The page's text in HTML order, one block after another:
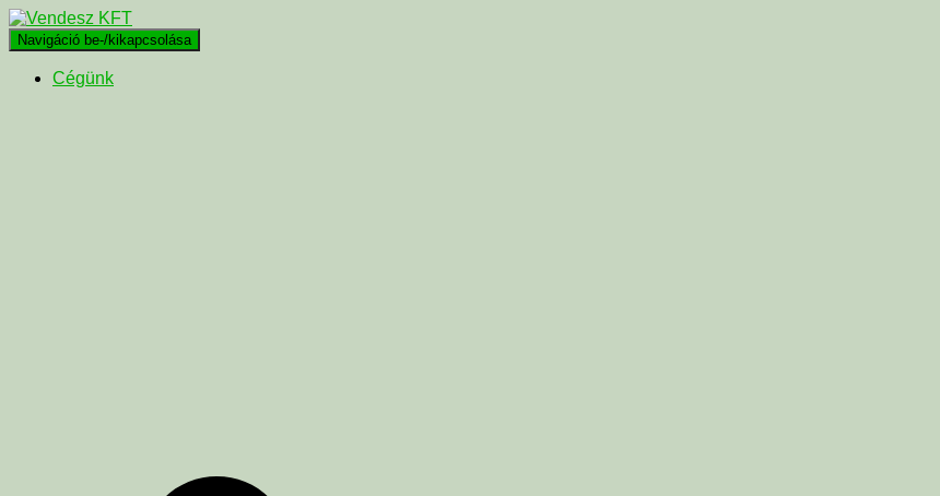
Navigáció be-/kikapcsolása
Cégünk